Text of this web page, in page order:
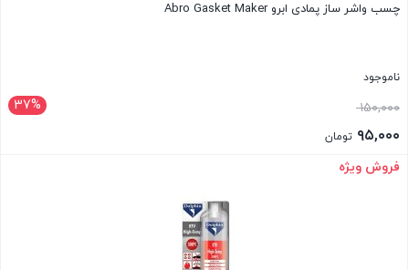
چسب واشر ساز پمادی ابرو Abro Gasket Maker
ناموجود
37% ۱۵۰,۰۰۰قیمت
اصلی: ۹۵,۰۰۰ تومان
قیمت
بستن
فروش ویژه